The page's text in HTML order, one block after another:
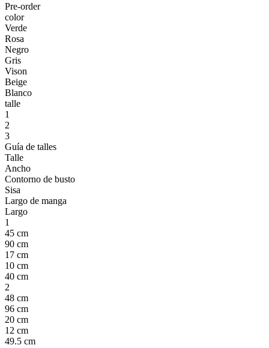
Pre-order
color
Verde
Rosa
Negro
Gris
Vison
Beige
Blanco
talle
1
2
3
Guía de talles
Talle
Ancho
Contorno de busto
Sisa
Largo de manga
Largo
1
45 cm
90 cm
17 cm
10 cm
40 cm
2
48 cm
96 cm
20 cm
12 cm
49.5 cm